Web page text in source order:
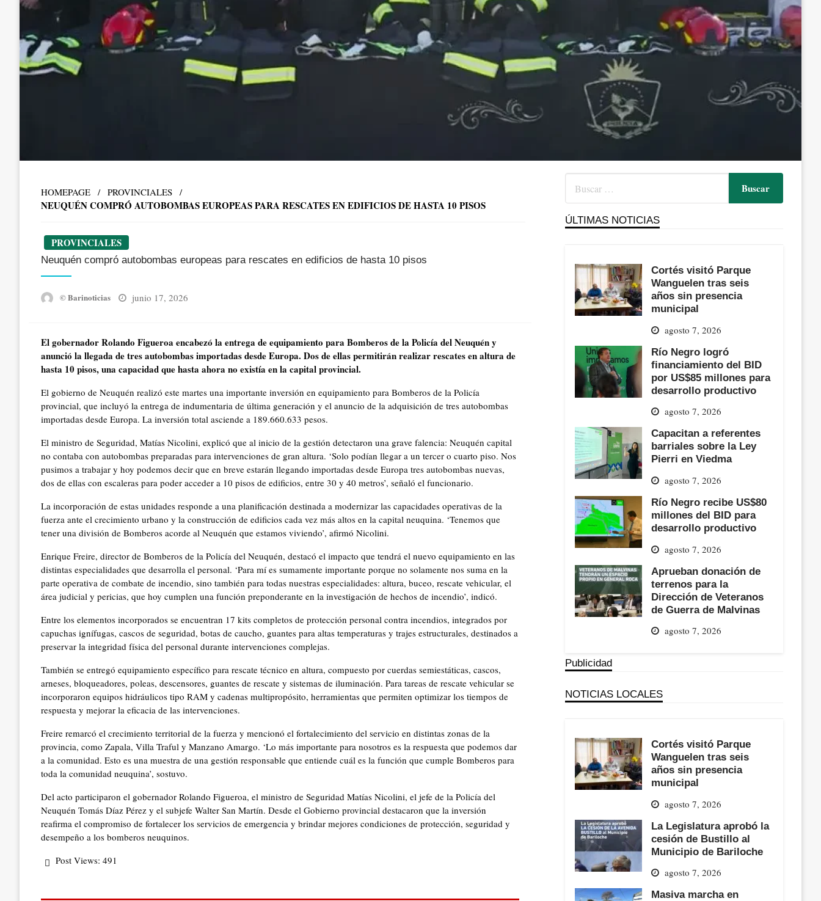
HOMEPAGE PROVINCIALES
NEUQUÉN COMPRÓ AUTOBOMBAS EUROPEAS PARA RESCATES EN EDIFICIOS DE HASTA 10 PISOS
PROVINCIALES
Neuquén compró autobombas europeas para rescates en edificios de hasta 10 pisos
© Barinoticias
Posted
junio 17, 2026
El gobernador Rolando Figueroa encabezó la entrega de equipamiento para Bomberos de la Policía del Neuquén y
anunció la llegada de tres autobombas importadas desde Europa. Dos de ellas permitirán realizar rescates en altura de
hasta 10 pisos, una capacidad que hasta ahora no existía en la capital provincial.
El gobierno de Neuquén realizó este martes una importante inversión en equipamiento para Bomberos de la Policía
provincial, que incluyó la entrega de indumentaria de última generación y el anuncio de la adquisición de tres autobombas
importadas desde Europa. La inversión total asciende a 189.660.633 pesos.
El ministro de Seguridad, Matías Nicolini, explicó que al inicio de la gestión detectaron una grave falencia: Neuquén capital
no contaba con autobombas preparadas para intervenciones de gran altura. ‘Solo podían llegar a un tercer o cuarto piso. Nos
pusimos a trabajar y hoy podemos decir que en breve estarán llegando importadas desde Europa tres autobombas nuevas,
dos de ellas con escaleras para poder acceder a 10 pisos de edificios, entre 30 y 40 metros’, señaló el funcionario.
La incorporación de estas unidades responde a una planificación destinada a modernizar las capacidades operativas de la
fuerza ante el crecimiento urbano y la construcción de edificios cada vez más altos en la capital neuquina. ‘Tenemos que
tener una división de Bomberos acorde al Neuquén que estamos viviendo’, afirmó Nicolini.
Enrique Freire, director de Bomberos de la Policía del Neuquén, destacó el impacto que tendrá el nuevo equipamiento en las
distintas especialidades que desarrolla el personal. ‘Para mí es sumamente importante porque no solamente nos suma en la
parte operativa de combate de incendio, sino también para todas nuestras especialidades: altura, buceo, rescate vehicular, el
área judicial y pericias, que hoy cumplen una función preponderante en la investigación de hechos de incendio’, indicó.
Entre los elementos incorporados se encuentran 17 kits completos de protección personal contra incendios, integrados por
capuchas ignífugas, cascos de seguridad, botas de caucho, guantes para altas temperaturas y trajes estructurales, destinados a
preservar la integridad física del personal durante intervenciones complejas.
También se entregó equipamiento específico para rescate técnico en altura, compuesto por cuerdas semiestáticas, cascos,
arneses, bloqueadores, poleas, descensores, guantes de rescate y sistemas de iluminación. Para tareas de rescate vehicular se
incorporaron equipos hidráulicos tipo RAM y cadenas multipropósito, herramientas que permiten optimizar los tiempos de
respuesta y mejorar la eficacia de las intervenciones.
Freire remarcó el crecimiento territorial de la fuerza y mencionó el fortalecimiento del servicio en distintas zonas de la
provincia, como Zapala, Villa Traful y Manzano Amargo. ‘Lo más importante para nosotros es la respuesta que podemos dar
a la comunidad. Esto es una muestra de una gestión responsable que entiende cuál es la función que cumple Bomberos para
toda la comunidad neuquina’, sostuvo.
Del acto participaron el gobernador Rolando Figueroa, el ministro de Seguridad Matías Nicolini, el jefe de la Policía del
Neuquén Tomás Díaz Pérez y el subjefe Walter San Martín. Desde el Gobierno provincial destacaron que la inversión
reafirma el compromiso de fortalecer los servicios de emergencia y brindar mejores condiciones de protección, seguridad y
desempeño a los bomberos neuquinos.
Post Views: 491
ÚLTIMAS NOTICIAS
Cortés visitó Parque
Wanguelen tras seis
años sin presencia
municipal
agosto 7, 2026
Río Negro logró
financiamiento del BID
por US$85 millones para
desarrollo productivo
agosto 7, 2026
Capacitan a referentes
barriales sobre la Ley
Pierri en Viedma
agosto 7, 2026
Río Negro recibe US$80
millones del BID para
desarrollo productivo
agosto 7, 2026
Aprueban donación de
terrenos para la
Dirección de Veteranos
de Guerra de Malvinas
agosto 7, 2026
Publicidad
NOTICIAS LOCALES
Cortés visitó Parque
Wanguelen tras seis
años sin presencia
municipal
agosto 7, 2026
La Legislatura aprobó la
cesión de Bustillo al
Municipio de Bariloche
agosto 7, 2026
Masiva marcha en